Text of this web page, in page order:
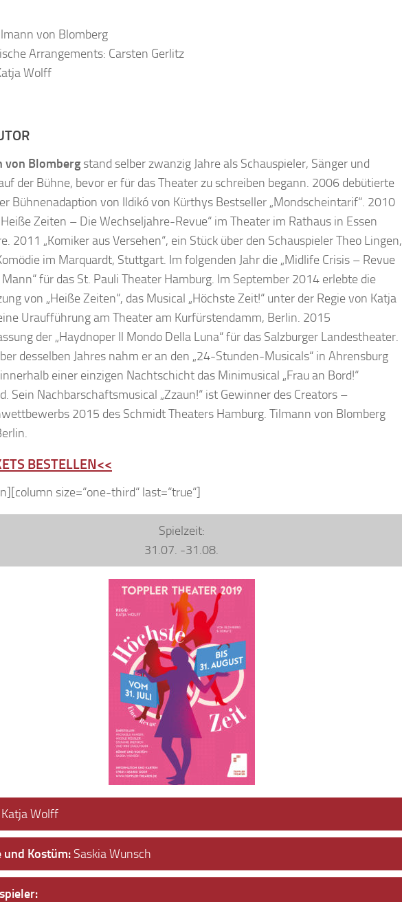
von Blomberg
Arrangements: Carsten Gerlitz
Wolff
von Blomberg stand selber zwanzig Jahre als Schauspieler, Sänger und
der Bühne, bevor er für das Theater zu schreiben begann. 2006 debütierte
Bühnenadaption von Ildikó von Kürthys Bestseller „Mondscheintarif“. 2010
Zeiten – Die Wechseljahre-Revue“ im Theater im Rathaus in Essen
2011 „Komiker aus Versehen“, ein Stück über den Schauspieler Theo Lingen,
im Marquardt, Stuttgart. Im folgenden Jahr die „Midlife Crisis – Revue
für das St. Pauli Theater Hamburg. Im September 2014 erlebte die
von „Heiße Zeiten“, das Musical „Höchste Zeit!“ unter der Regie von Katja
Uraufführung am Theater am Kurfürstendamm, Berlin. 2015
der „Haydnoper Il Mondo Della Luna“ für das Salzburger Landestheater.
desselben Jahres nahm er an den „24-Stunden-Musicals“ in Ahrensburg
einer einzigen Nachtschicht das Minimusical „Frau an Bord!“
Sein Nachbarschaftsmusical „Zzaun!“ ist Gewinner des Creators –
2015 des Schmidt Theaters Hamburg. Tilmann von Blomberg
BESTELLEN<<
size=“one-third“ last=“true“]
Spielzeit:
31.07. -31.08.
Katja Wolff
und Kostüm: Saskia Wunsch